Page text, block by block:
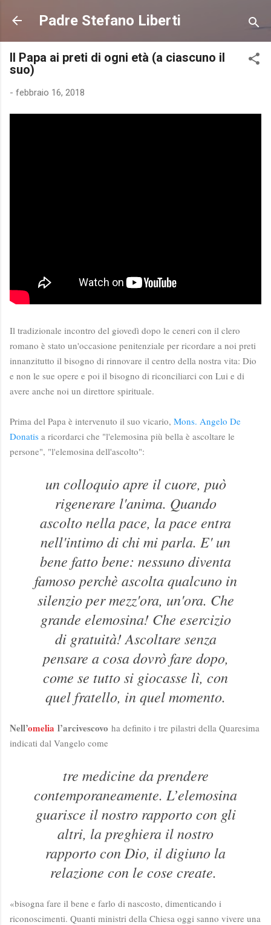
Passa ai contenuti principali
Padre Stefano Liberti
Il Papa ai preti di ogni età (a ciascuno il
suo)
- febbraio 16, 2018
Il tradizionale incontro del giovedì dopo le ceneri con il clero
romano è stato un'occasione penitenziale per ricordare a noi preti
innanzitutto il bisogno di rinnovare il centro della nostra vita: Dio
e non le sue opere e poi il bisogno di riconciliarci con Lui e di
avere anche noi un direttore spirituale.
Prima del Papa è intervenuto il suo vicario, Mons. Angelo De
Donatis a ricordarci che "l'elemosina più bella è ascoltare le
persone", "l'elemosina dell'ascolto":
un colloquio apre il cuore, può
rigenerare l'anima. Quando
ascolto nella pace, la pace entra
nell'intimo di chi mi parla. E' un
bene fatto bene: nessuno diventa
famoso perchè ascolta qualcuno in
silenzio per mezz'ora, un'ora. Che
grande elemosina! Che esercizio
di gratuità! Ascoltare senza
pensare a cosa dovrò fare dopo,
come se tutto si giocasse lì, con
quel fratello, in quel momento.
Nell’omelia l’arcivescovo ha definito i tre pilastri della Quaresima
indicati dal Vangelo come
tre medicine da prendere
contemporaneamente. L’elemosina
guarisce il nostro rapporto con gli
altri, la preghiera il nostro
rapporto con Dio, il digiuno la
relazione con le cose create.
«bisogna fare il bene e farlo di nascosto, dimenticando i
riconoscimenti. Quanti ministri della Chiesa oggi sanno vivere una